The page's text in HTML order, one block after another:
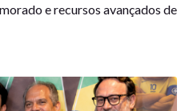
e recursos avançados de